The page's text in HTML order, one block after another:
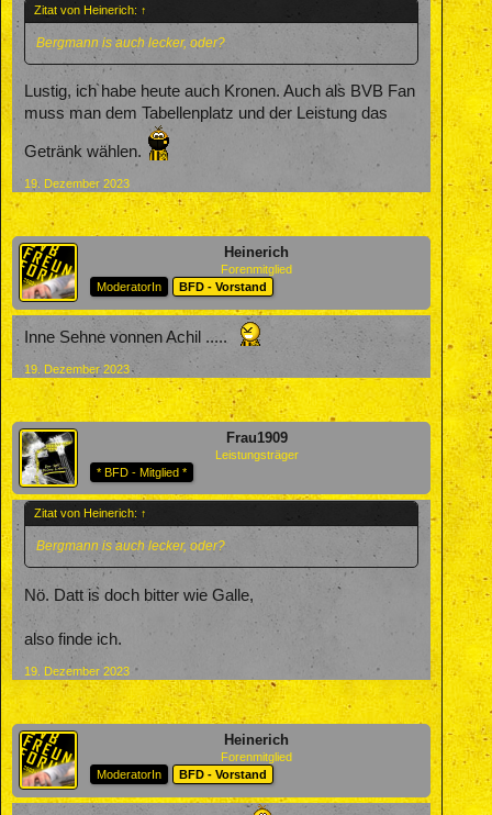
Zitat von Heinerich: ↑
Bergmann is auch lecker, oder?
Lustig, ich habe heute auch Kronen. Auch als BVB Fan
muss man dem Tabellenplatz und der Leistung das
Getränk wählen.
19. Dezember 2023
Heinerich
Forenmitglied
ModeratorIn
BFD - Vorstand
Inne Sehne vonnen Achil .....
19. Dezember 2023
Frau1909
Leistungsträger
* BFD - Mitglied *
Zitat von Heinerich: ↑
Bergmann is auch lecker, oder?
Nö. Datt is doch bitter wie Galle,
also finde ich.
19. Dezember 2023
Heinerich
Forenmitglied
ModeratorIn
BFD - Vorstand